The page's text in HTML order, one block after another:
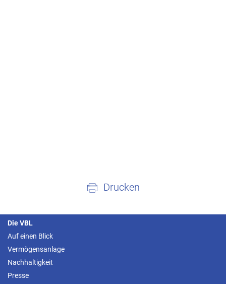
Drucken
Die VBL
Auf einen Blick
Vermögensanlage
Nachhaltigkeit
Presse